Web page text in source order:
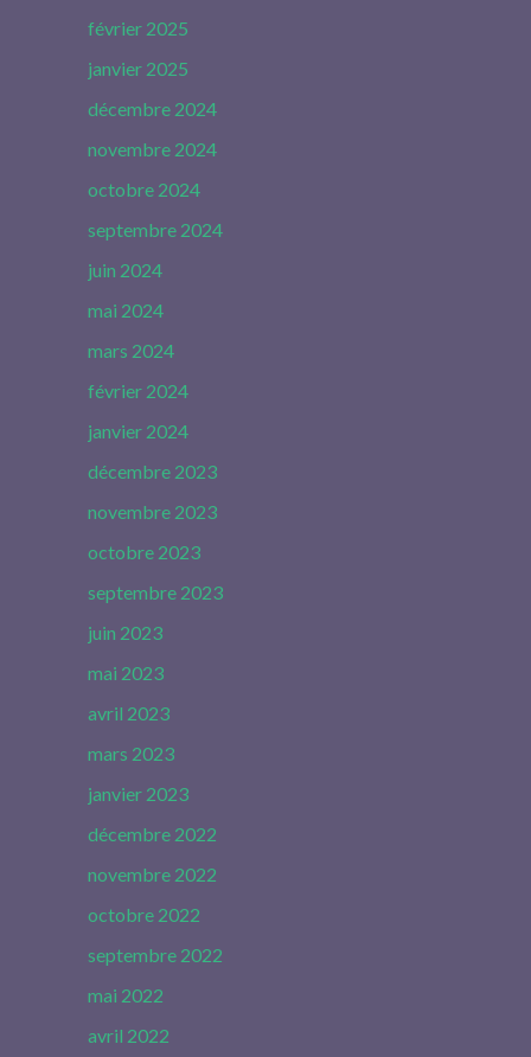
février 2025
janvier 2025
décembre 2024
novembre 2024
octobre 2024
septembre 2024
juin 2024
mai 2024
mars 2024
février 2024
janvier 2024
décembre 2023
novembre 2023
octobre 2023
septembre 2023
juin 2023
mai 2023
avril 2023
mars 2023
janvier 2023
décembre 2022
novembre 2022
octobre 2022
septembre 2022
mai 2022
avril 2022